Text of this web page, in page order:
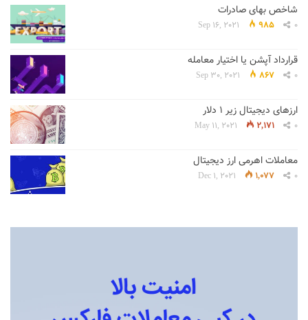
شاخص بهای صادرات
Sep 16, 2021 985 0
قرارداد آپشن یا اختیار معامله
Sep 30, 2021 867 0
ارزهای دیجیتال زیر 1 دلار
May 11, 2021 2,171 0
معاملات اهرمی ارز دیجیتال
Dec 1, 2021 1,077 0